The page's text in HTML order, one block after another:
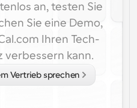
an, testen Sie
Sie eine Demo,
Ihren Tech-
verbessern kann.
Vertrieb sprechen